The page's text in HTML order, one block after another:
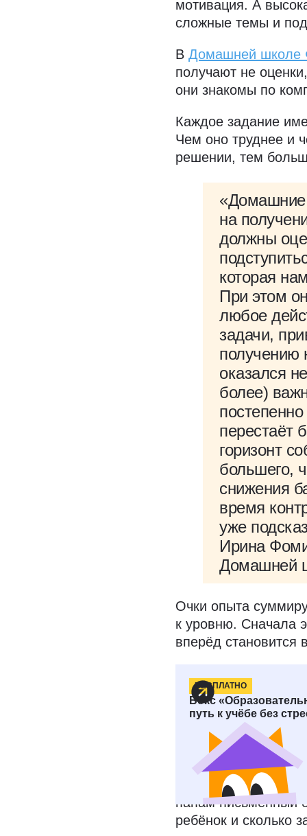
мотивация. А
сложные темы и
В Домашней школе
получают не
они знакомы по
Каждое задание
Чем оно труднее и
решении, тем
«Домашние
на
должны
которая
При этом
любое
задачи,
получению
оказался
более)
перестаёт
горизонт
большего,
снижения
время
уже
Ирина
Домашней
Очки опыта
к уровню. Сначала
вперёд становится
БЕСПЛАТНО
Бокс
путь к учёбе без
Школьнику
больше XP, но как
пятибалльным
наставника
папам письменный
ребёнок и сколько